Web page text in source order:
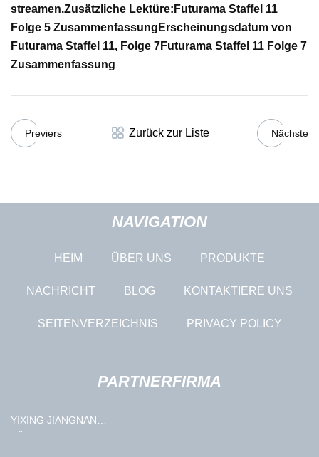
streamen.Zusätzliche Lektüre: Futurama Staffel 11
Folge 5 Zusammenfassung Erscheinungsdatum von
Futurama Staffel 11, Folge 7Futurama Staffel 11 Folge 7
Zusammenfassung
Previers Zurück zur Liste Nächste
NAVIGATION
HEIM ÜBER UNS PRODUKTE
NACHRICHT BLOG KONTAKTIERE UNS
SEITENVERZEICHNIS PRIVACY POLICY
PARTNERFIRMA
YIXING JIANGNAN